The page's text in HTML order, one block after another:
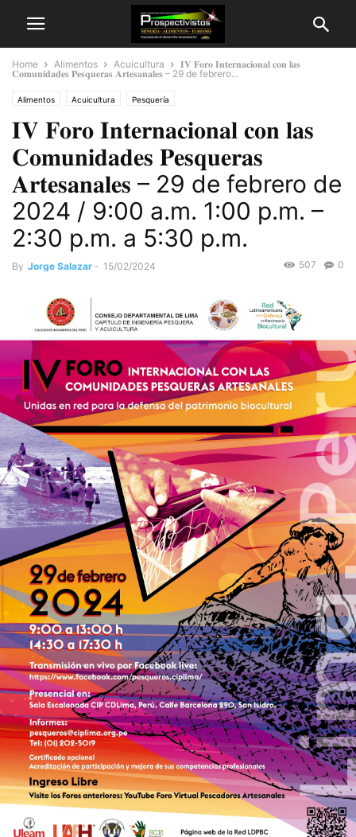
Home Alimentos Acuicultura
𝐈𝐕 𝐅𝐨𝐫𝐨 𝐈𝐧𝐭𝐞𝐫𝐧𝐚𝐜𝐢𝐨𝐧𝐚𝐥 𝐜𝐨𝐧 𝐥𝐚𝐬
𝐂𝐨𝐦𝐮𝐧𝐢𝐝𝐚𝐝𝐞𝐬 𝐏𝐞𝐬𝐪𝐮𝐞𝐫𝐚𝐬 𝐀𝐫𝐭𝐞𝐬𝐚𝐧𝐚𝐥𝐞𝐬 – 29 de febrero...
Alimentos Acuicultura Pesquería
𝐈𝐕 𝐅𝐨𝐫𝐨 𝐈𝐧𝐭𝐞𝐫𝐧𝐚𝐜𝐢𝐨𝐧𝐚𝐥 𝐜𝐨𝐧 𝐥𝐚𝐬
𝐂𝐨𝐦𝐮𝐧𝐢𝐝𝐚𝐝𝐞𝐬 𝐏𝐞𝐬𝐪𝐮𝐞𝐫𝐚𝐬
𝐀𝐫𝐭𝐞𝐬𝐚𝐧𝐚𝐥𝐞𝐬 – 29 de febrero de
2024 / 9:00 a.m. 1:00 p.m. –
2:30 p.m. a 5:30 p.m.
By Jorge Salazar - 15/02/2024 0
507